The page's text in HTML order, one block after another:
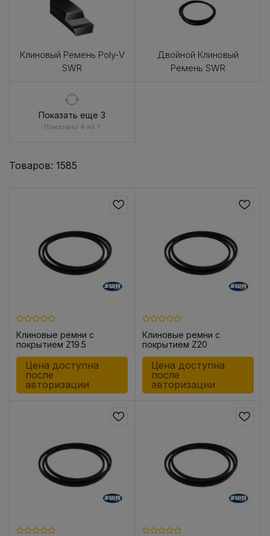
Клиновый Ремень Poly-V
SWR
Двойной Клиновый
Ремень SWR
Показать еще 3
Показано 4 из 7
Товаров: 1585
Клиновые ремни с
покрытием Z19.5
Цена доступна
после
авторизации
Клиновые ремни с
покрытием Z20
Цена доступна
после
авторизации